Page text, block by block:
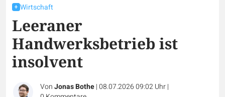
Wirtschaft
Leeraner
Handwerksbetrieb ist
insolvent
VonJonas Bothe|08.07.2026 09:02 Uhr|